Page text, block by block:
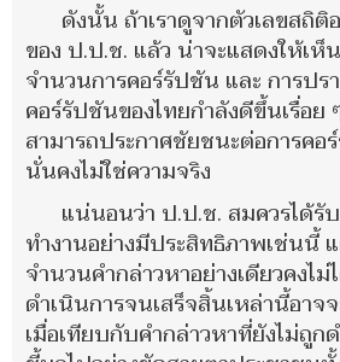
ดังนั้น ถ้าเราดูจากตัวเลขสถิติ
ของ ป.ป.ช. แล้ว น่าจะแสดงให้เห็
จำนวนการคอร์รัปชัน และ การปร
คอร์รัปชันของไทยกำลังดีขึ้นเรื่อย
สามารถประกาศชัยชนะต่อการคอ
นั่นคงไม่ใช่ความจริง
แน่นอนว่า ป.ป.ช. สมควรได้รั
ทำงานอย่างมีประสิทธิภาพเช่นนี้
จำนวนคำกล่าวหาอย่างเดียวคงไม่
ดำเนินการจนเสร็จสิ้นเหล่านี้อาจ
เมื่อเทียบกับคำกล่าวหาที่ยังไม่ถูก